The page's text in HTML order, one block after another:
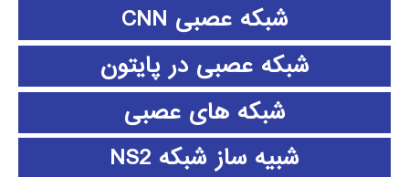
شبکه عصبی CNN
شبکه عصبی در پایتون
شبکه های عصبی
شبیه ساز شبکه NS2